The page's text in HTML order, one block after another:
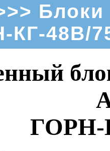
КГ-48В/
ГОРН-